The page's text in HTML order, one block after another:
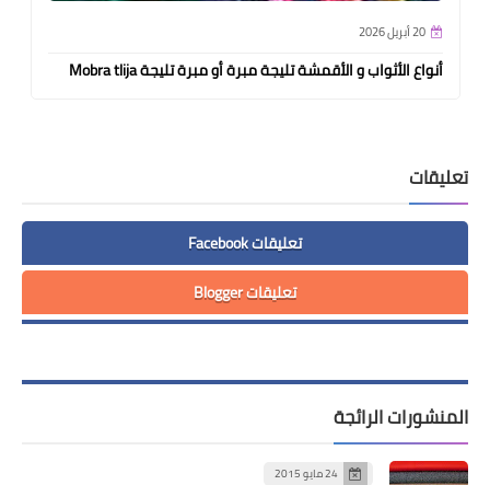
20 أبريل 2026
أنواع الأثواب و الأقمشة تليجة مبرة أو مبرة تليجة Mobra tlija
تعليقات
تعليقات Facebook
تعليقات Blogger
المنشورات الرائجة
24 مايو 2015